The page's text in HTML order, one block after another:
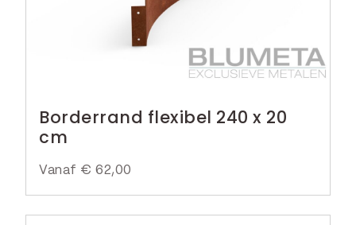
Borderrand flexibel 240 x 20
cm
Vanaf € 62,00